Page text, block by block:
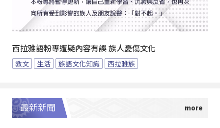
西拉雅語粉專遭疑內容有誤 族人憂傷文化
教文 生活 族語文化知識 西拉雅族
最新新聞